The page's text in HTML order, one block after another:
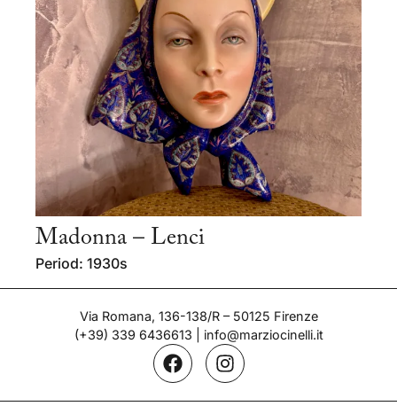
Madonna – Lenci
Period: 1930s
Via Romana, 136-138/R – 50125 Firenze
(+39) 339 6436613
info@marziocinelli.it